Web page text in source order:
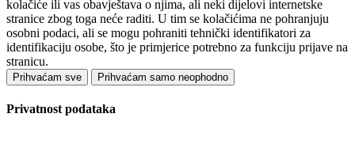
kolačiće ili vas obavještava o njima, ali neki dijelovi internetske
stranice zbog toga neće raditi. U tim se kolačićima ne pohranjuju
osobni podaci, ali se mogu pohraniti tehnički identifikatori za
identifikaciju osobe, što je primjerice potrebno za funkciju prijave na
stranicu.
Prihvaćam sve Prihvaćam samo neophodno
Privatnost podataka